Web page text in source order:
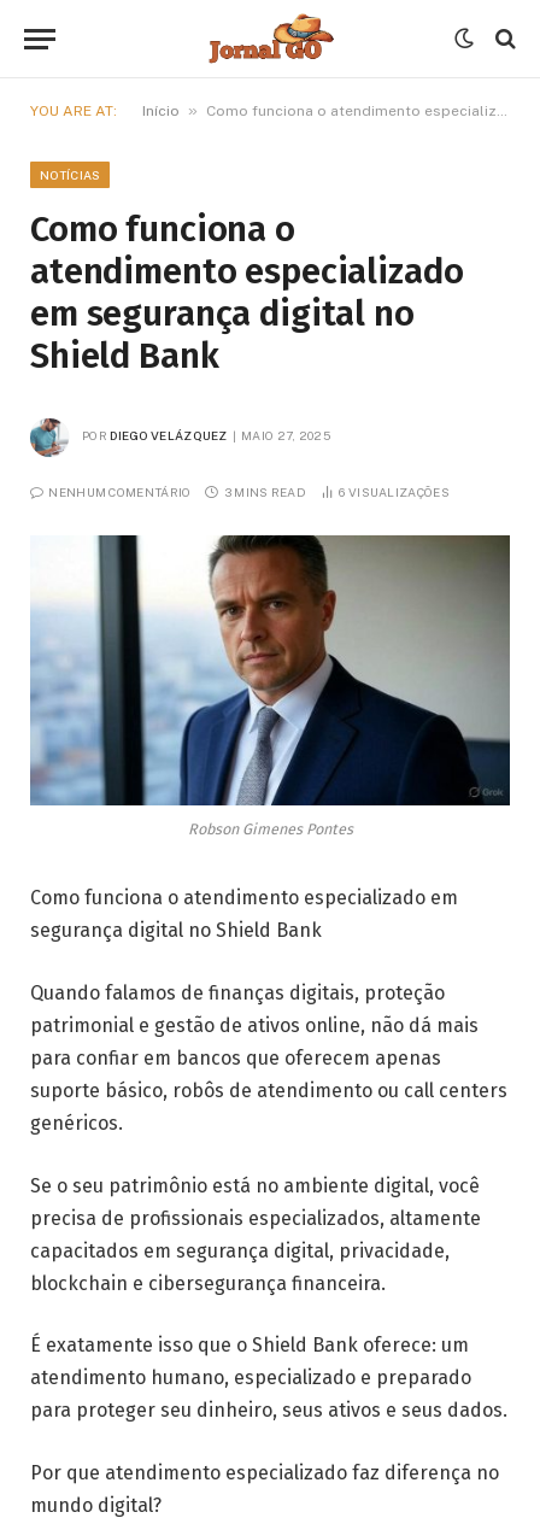
YOU ARE AT: Início » Como funciona o atendimento especializado em segurança digital no Shield Bank
NOTÍCIAS
Como funciona o
atendimento especializado
em segurança digital no
Shield Bank
POR DIEGO VELÁZQUEZ MAIO 27, 2025
NENHUM COMENTÁRIO 3 MINS READ 6 VISUALIZAÇÕES
Robson Gimenes Pontes
Como funciona o atendimento especializado em
segurança digital no Shield Bank
Quando falamos de finanças digitais, proteção
patrimonial e gestão de ativos online, não dá mais
para confiar em bancos que oferecem apenas
suporte básico, robôs de atendimento ou call centers
genéricos.
Se o seu patrimônio está no ambiente digital, você
precisa de profissionais especializados, altamente
capacitados em segurança digital, privacidade,
blockchain e cibersegurança financeira.
É exatamente isso que o Shield Bank oferece: um
atendimento humano, especializado e preparado
para proteger seu dinheiro, seus ativos e seus dados.
Por que atendimento especializado faz diferença no
mundo digital?